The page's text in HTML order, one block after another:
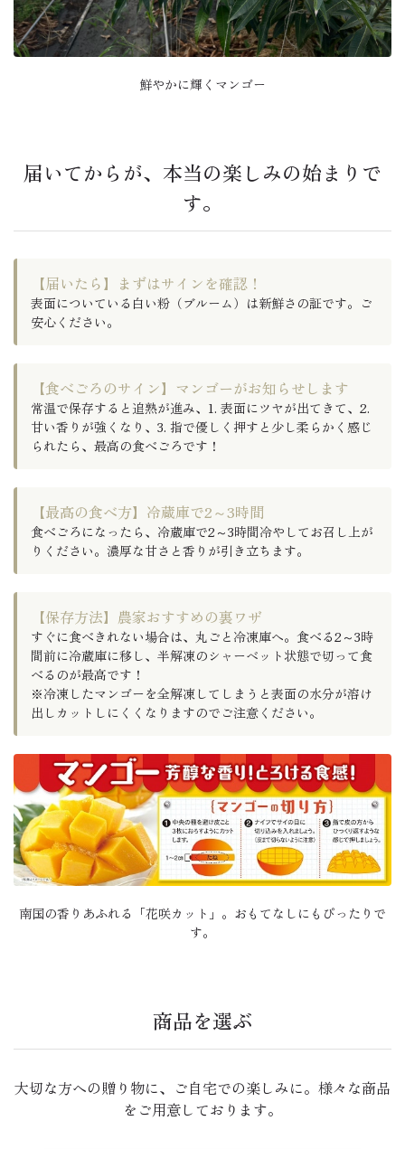
鮮やかに輝くマンゴー
届いてからが、本当の楽しみの始まりで
す。
【届いたら】まずはサインを確認！
表面についている白い粉（ブルーム）は新鮮さの証です。ご
安心ください。
【食べごろのサイン】マンゴーがお知らせします
常温で保存すると追熟が進み、1. 表面にツヤが出てきて、2.
甘い香りが強くなり、3. 指で優しく押すと少し柔らかく感じ
られたら、最高の食べごろです！
【最高の食べ方】冷蔵庫で2～3時間
食べごろになったら、冷蔵庫で2～3時間冷やしてお召し上が
りください。濃厚な甘さと香りが引き立ちます。
【保存方法】農家おすすめの裏ワザ
すぐに食べきれない場合は、丸ごと冷凍庫へ。食べる2～3時
間前に冷蔵庫に移し、半解凍のシャーベット状態で切って食
べるのが最高です！
※冷凍したマンゴーを全解凍してしまうと表面の水分が溶け
出しカットしにくくなりますのでご注意ください。
南国の香りあふれる「花咲カット」。おもてなしにもぴったりで
す。
商品を選ぶ
大切な方への贈り物に、ご自宅での楽しみに。様々な商品
をご用意しております。